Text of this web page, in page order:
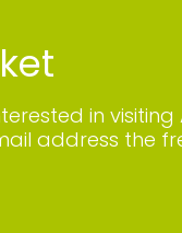
in
address the